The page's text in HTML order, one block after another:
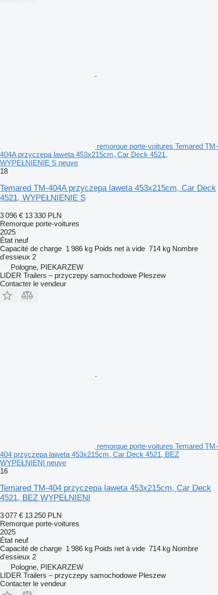
remorque porte-voitures Temared TM-
404A przyczepa laweta 453x215cm, Car Deck 4521,
WYPEŁNIENIE S neuve
18
Temared TM-404A przyczepa laweta 453x215cm, Car Deck
4521, WYPEŁNIENIE S
3 096 € 13 330 PLN
Remorque porte-voitures
2025
État neuf
Capacité de charge 1 986 kg Poids net à vide 714 kg Nombre
d'essieux 2
Pologne, PIEKARZEW
LIDER Trailers – przyczepy samochodowe Pleszew
Contacter le vendeur
remorque porte-voitures Temared TM-
404 przyczepa laweta 453x215cm, Car Deck 4521, BEZ
WYPEŁNIENI neuve
16
Temared TM-404 przyczepa laweta 453x215cm, Car Deck
4521, BEZ WYPEŁNIENI
3 077 € 13 250 PLN
Remorque porte-voitures
2025
État neuf
Capacité de charge 1 986 kg Poids net à vide 714 kg Nombre
d'essieux 2
Pologne, PIEKARZEW
LIDER Trailers – przyczepy samochodowe Pleszew
Contacter le vendeur